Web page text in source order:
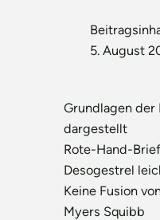
5. August
Grundlagen
dargestellt
Rote-Hand-
Desogestrel
Keine Fusion
Myers Squibb